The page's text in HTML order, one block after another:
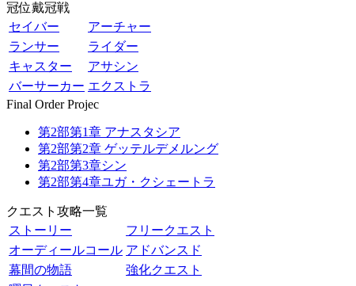
冠位戴冠戦
セイバー
アーチャー
ランサー
ライダー
キャスター
アサシン
バーサーカー エクストラ
Final Order Projec
第2部第1章 アナスタシア
第2部第2章 ゲッテルデメルング
第2部第3章シン
第2部第4章ユガ・クシェートラ
クエスト攻略一覧
ストーリー
フリークエスト
オーディールコール アドバンスド
幕間の物語
強化クエスト